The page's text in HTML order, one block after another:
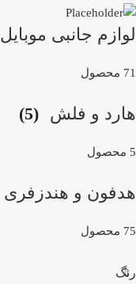
لوازم جانبی موبایل
71 محصول
هارد و فلش (5)
5 محصول
هدفون و هندزفری
75 محصول
رنگ